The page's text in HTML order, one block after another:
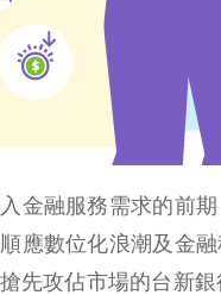
金融服務需求的前
應數位化浪潮及金
先攻佔市場的台新銀